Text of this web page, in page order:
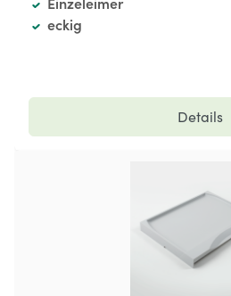
eckig
Details